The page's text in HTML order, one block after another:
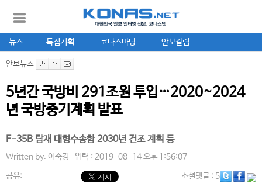
뉴스 특집기획 코나스마당 안보칼럼
안보뉴스
5년간 국방비 291조원 투입…2020~2024
년 국방중기계획 발표
F-35B 탑재 대형수송함 2030년 건조 계획 등
Written by. 이숙경 입력 : 2019-08-14 오후 1:56:07
공유: 소셜댓글: 5